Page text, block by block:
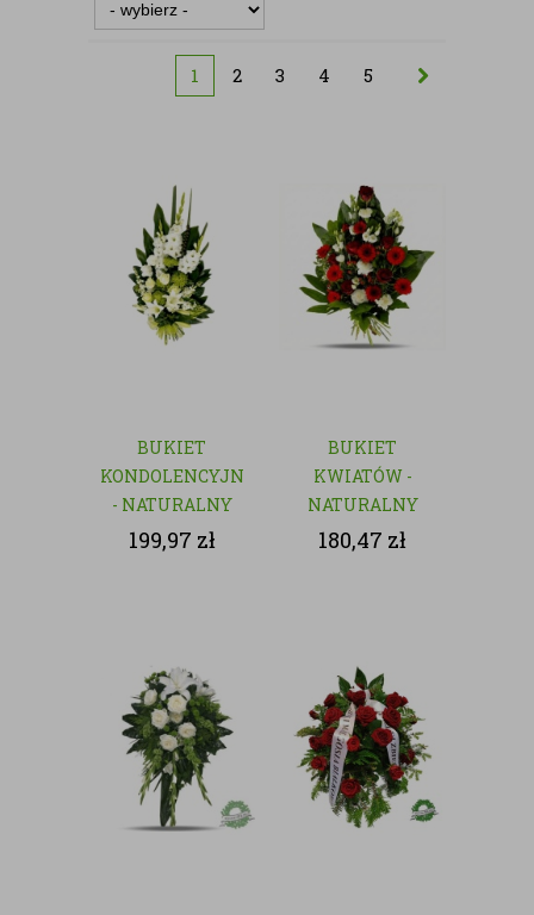
1 2 3 4 5
BUKIET
KONDOLENCYJNY
- NATURALNY
199,97 zł
BUKIET
KWIATÓW -
NATURALNY
180,47 zł